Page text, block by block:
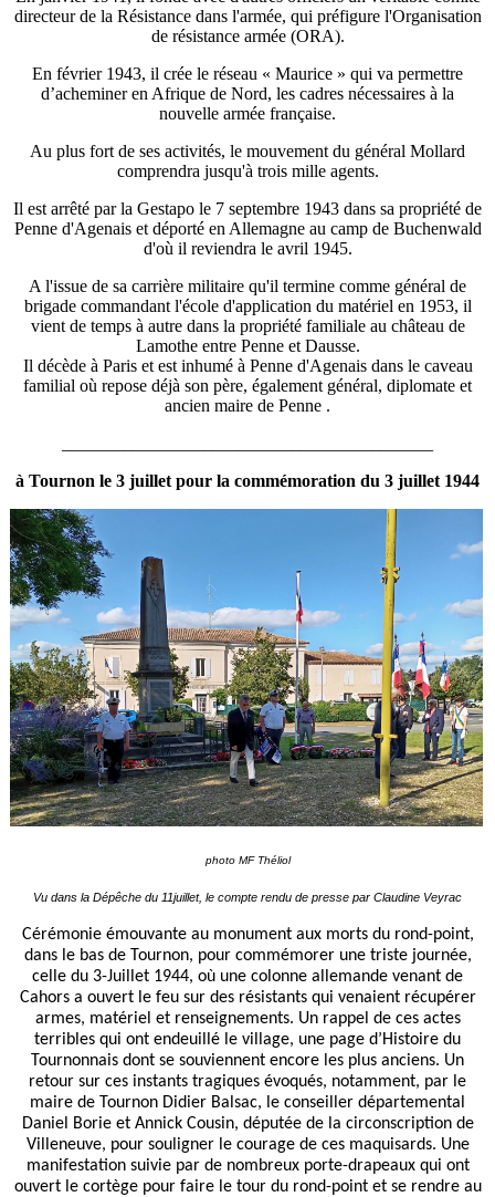
directeur de la Résistance dans l'armée, qui préfigure l'Organisation
de résistance armée (ORA).
En février 1943, il crée le réseau « Maurice » qui va permettre
d’acheminer en Afrique de Nord, les cadres nécessaires à la
nouvelle armée française.
Au plus fort de ses activités, le mouvement du général Mollard
comprendra jusqu'à trois mille agents.
Il est arrêté par la Gestapo le 7 septembre 1943 dans sa propriété de
Penne d'Agenais et déporté en Allemagne au camp de Buchenwald
d'où il reviendra le avril 1945.
A l'issue de sa carrière militaire qu'il termine comme général de
brigade commandant l'école d'application du matériel en 1953, il
vient de temps à autre dans la propriété familiale au château de
Lamothe entre Penne et Dausse.
Il décède à Paris et est inhumé à Penne d'Agenais dans le caveau
familial où repose déjà son père, également général, diplomate et
ancien maire de Penne .
à Tournon le 3 juillet pour la commémoration du 3 juillet 1944
photo MF Théliol
Vu dans la Dépêche du 11juillet, le compte rendu de presse par Claudine Veyrac
Cérémonie émouvante au monument aux morts du rond-point,
dans le bas de Tournon, pour commémorer une triste journée,
celle du 3-Juillet 1944, où une colonne allemande venant de
Cahors a ouvert le feu sur des résistants qui venaient récupérer
armes, matériel et renseignements. Un rappel de ces actes
terribles qui ont endeuillé le village, une page d’Histoire du
Tournonnais dont se souviennent encore les plus anciens. Un
retour sur ces instants tragiques évoqués, notamment, par le
maire de Tournon Didier Balsac, le conseiller départemental
Daniel Borie et Annick Cousin, députée de la circonscription de
Villeneuve, pour souligner le courage de ces maquisards. Une
manifestation suivie par de nombreux porte-drapeaux qui ont
ouvert le cortège pour faire le tour du rond-point et se rendre au